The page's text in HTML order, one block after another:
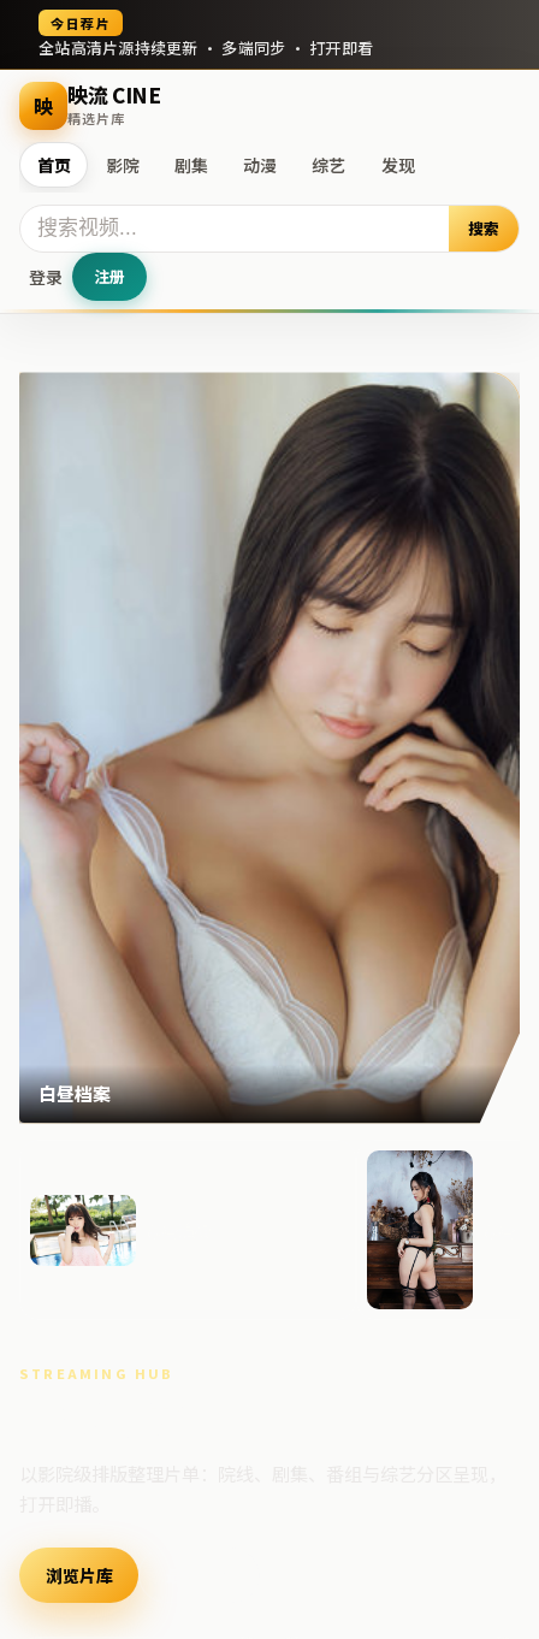
今日荐片
全站高清片源持续更新 · 多端同步 · 打开即看
映 映流 CINE
精选片库
首页 影院 剧集 动漫 综艺 发现
搜索
登录 注册
STREAMING HUB
浏览片库
白昼档案